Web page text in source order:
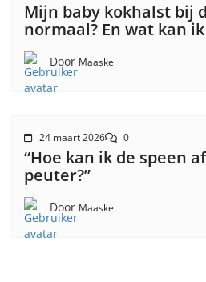
Mijn baby kokhalst bij
normaal? En wat kan
Door Maaske
24 maart 2026 0
“Hoe kan ik de speen
peuter?”
Door Maaske